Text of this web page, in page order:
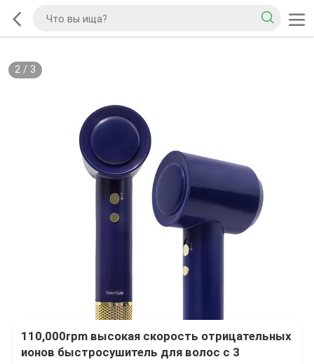
2/ 3
110,000rpm высокая скорость отрицательных
ионов быстросушитель для волос с 3